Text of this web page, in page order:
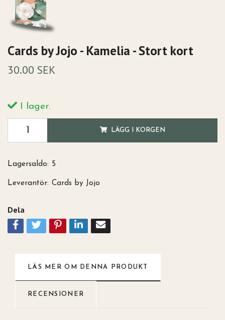
Cards by Jojo - Kamelia - Stort kort
30.00 SEK
I lager.
LÄGG I KORGEN
Lagersaldo: 5
Leverantör: Cards by Jojo
Dela
LÄS MER OM DENNA PRODUKT
RECENSIONER